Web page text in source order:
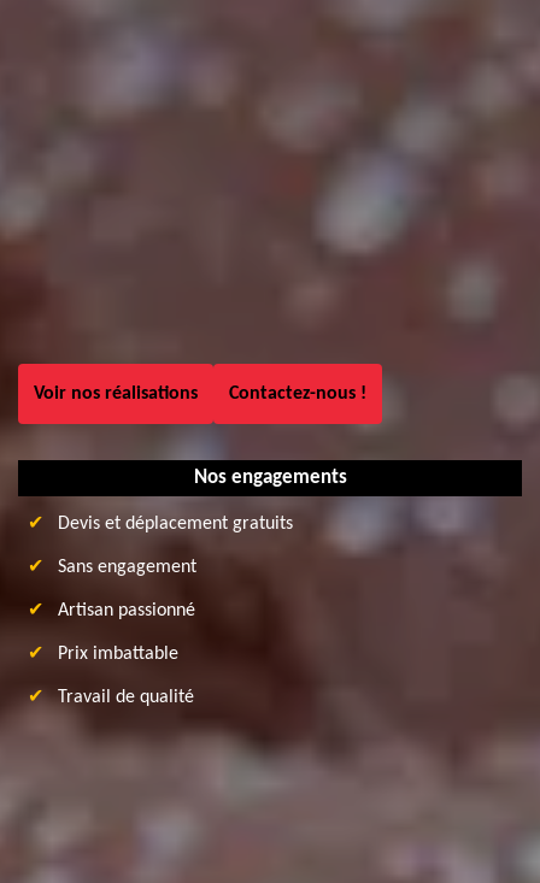
Voir nos réalisations Contactez-nous !
Nos engagements
Devis et déplacement gratuits
Sans engagement
Artisan passionné
Prix imbattable
Travail de qualité